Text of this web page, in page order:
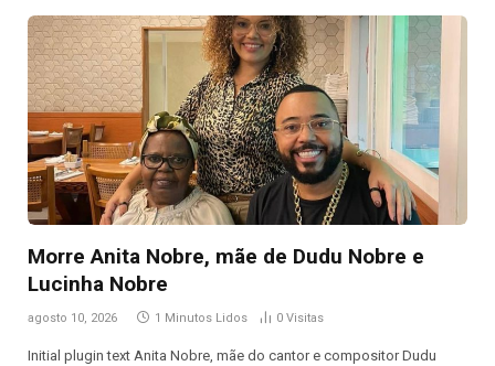
Morre Anita Nobre, mãe de Dudu Nobre e
Lucinha Nobre
agosto 10, 2026 1 Minutos Lidos 0 Visitas
Initial plugin text Anita Nobre, mãe do cantor e compositor Dudu